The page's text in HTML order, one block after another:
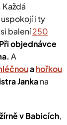
i ty
balení250
Při objednávce
. A
ahořkou
Jankana
v Babicích,